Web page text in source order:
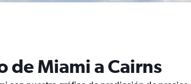
de Miami a Cairns